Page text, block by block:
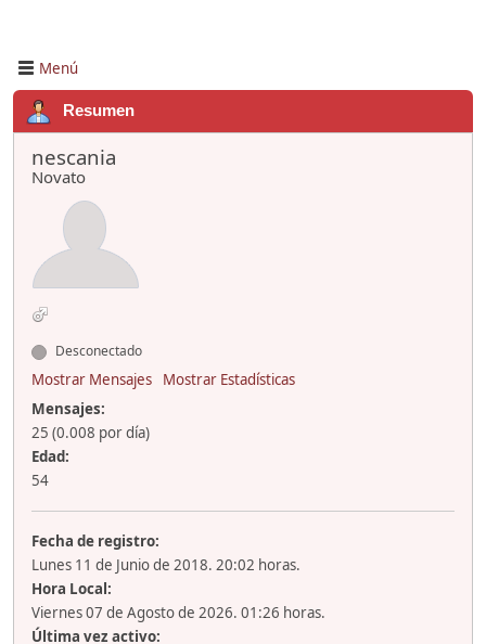
Menú
Resumen
nescania
Novato
Desconectado
Mostrar Mensajes
Mostrar Estadísticas
Mensajes:
25 (0.008 por día)
Edad:
54
Fecha de registro:
Lunes 11 de Junio de 2018. 20:02 horas.
Hora Local:
Viernes 07 de Agosto de 2026. 01:26 horas.
Última vez activo: